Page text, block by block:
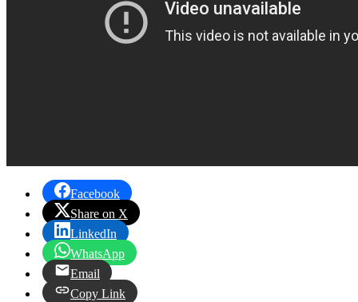
Facebook
Share on X
LinkedIn
WhatsApp
Email
Copy Link